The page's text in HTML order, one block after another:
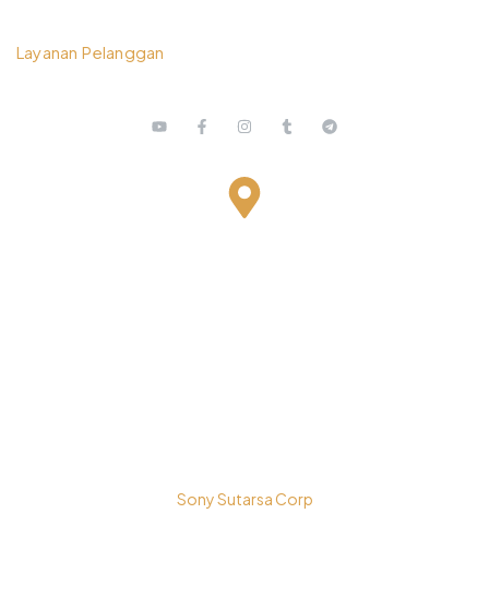
Layanan Pelanggan
Sony Sutarsa Corp